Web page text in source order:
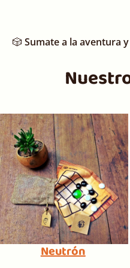
🎲 Sumate a la aventura
Neutrón